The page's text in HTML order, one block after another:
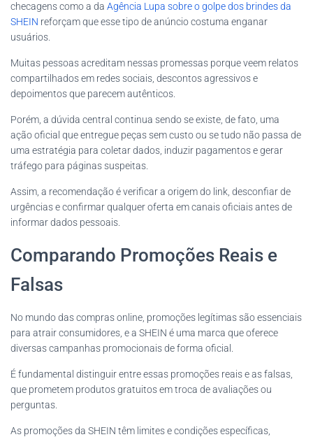
checagens como a da Agência Lupa sobre o golpe dos brindes da
SHEIN reforçam que esse tipo de anúncio costuma enganar
usuários.
Muitas pessoas acreditam nessas promessas porque veem relatos
compartilhados em redes sociais, descontos agressivos e
depoimentos que parecem autênticos.
Porém, a dúvida central continua sendo se existe, de fato, uma
ação oficial que entregue peças sem custo ou se tudo não passa de
uma estratégia para coletar dados, induzir pagamentos e gerar
tráfego para páginas suspeitas.
Assim, a recomendação é verificar a origem do link, desconfiar de
urgências e confirmar qualquer oferta em canais oficiais antes de
informar dados pessoais.
Comparando Promoções Reais e
Falsas
No mundo das compras online, promoções legítimas são essenciais
para atrair consumidores, e a SHEIN é uma marca que oferece
diversas campanhas promocionais de forma oficial.
É fundamental distinguir entre essas promoções reais e as falsas,
que prometem produtos gratuitos em troca de avaliações ou
perguntas.
As promoções da SHEIN têm limites e condições específicas,